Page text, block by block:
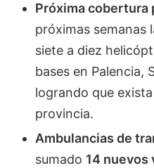
Próxima cobertura
próximas semanas
siete a diez
bases en Palencia,
logrando que
provincia.
Ambulancias de
sumado 14 nuevos